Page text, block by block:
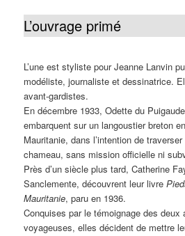
L’ouvrage primé
L’une est styliste pour Jeanne Lanvin
modéliste, journaliste et dessinatrice.
avant-gardistes.
En décembre 1933, Odette du
embarquent sur un langoustier breton
Mauritanie, dans l’intention de
chameau, sans mission officielle ni
Près d’un siècle plus tard, Catherine
Sanclemente, découvrent leur livre
Mauritanie, paru en 1936.
Conquises par le témoignage des deux
voyageuses, elles décident de mettre